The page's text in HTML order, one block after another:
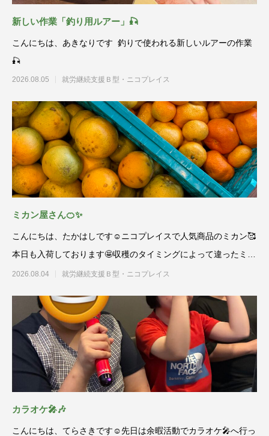
新しい作業「釣り用ルアー」🎣
こんにちは、あきなりです 釣りで使われる新しいルアーの作業
🎣
2026.08.05 就労継続支援Ｂ型・ニコプレイス
ミカン屋さん🍊✨
こんにちは、たかはしです☺️ニコプレイスで人気商品のミカン🥰
本日も入荷しております🤩収穫のタイミングによって違ったミカ
ン
2026.08.04 就労継続支援Ｂ型・ニコプレイス
カラオケ🎤🎶
こんにちは、てらさきです☺️先日は余暇活動でカラオケ🎤へ行っ